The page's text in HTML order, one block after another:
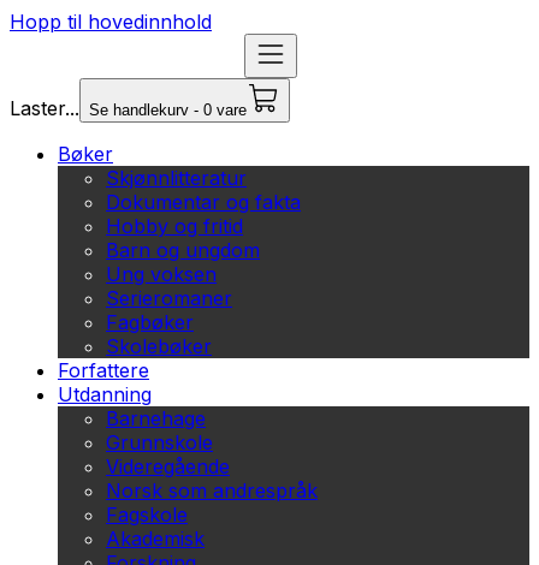
Hopp til hovedinnhold
Laster... Se handlekurv - 0 vare
Bøker
Skjønnlitteratur
Dokumentar og fakta
Hobby og fritid
Barn og ungdom
Ung voksen
Serieromaner
Fagbøker
Skolebøker
Forfattere
Utdanning
Barnehage
Grunnskole
Videregående
Norsk som andrespråk
Fagskole
Akademisk